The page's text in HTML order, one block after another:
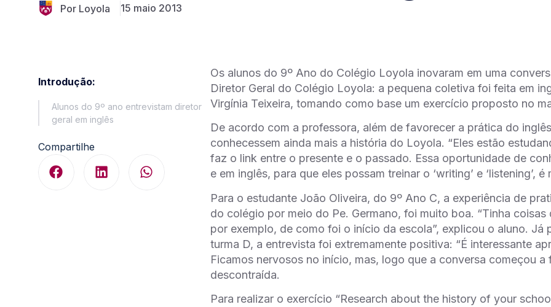
Por Loyola 15 maio 2013
Introdução:
Alunos do 9º ano entrevistam diretor
geral em inglês
Compartilhe
Os alunos do 9º Ano do Colégio Loyola inovaram em uma
Diretor Geral do Colégio Loyola: a pequena coletiva foi feita em
Virgínia Teixeira, tomando como base um exercício proposto no
De acordo com a professora, além de favorecer a prática do
conhecessem ainda mais a história do Loyola. “Eles estão
faz o link entre o presente e o passado. Essa oportunidade de
e em inglês, para que eles possam treinar o ‘writing’ e ‘listening’,
Para o estudante João Oliveira, do 9º Ano C, a experiência de
do colégio por meio do Pe. Germano, foi muito boa. “Tinha
por exemplo, de como foi o início da escola”, explicou o aluno. Já
turma D, a entrevista foi extremamente positiva: “É interessante
Ficamos nervosos no início, mas, logo que a conversa começou a
descontraída.
Para realizar o exercício “Research about the history of your